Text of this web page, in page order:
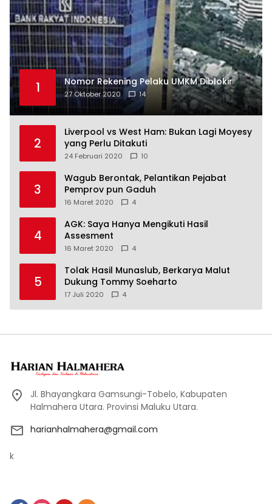
1 Nomor Rekening Pelaku UMKM Diblokir
27 Oktober 2020 14
2
Liverpool vs West Ham: Bukan Lagi Moyesy
yang Perlu Ditakuti
24 Februari 2020 10
3
Wagub Berontak, Pelantikan Pejabat
Pemprov pun Gaduh
16 Maret 2020 4
4
AGK: Saya Hanya Mengikuti Hasil
Assesment
16 Maret 2020 4
5
Tolak Hasil Munaslub, Berkarya Malut
Dukung Tommy Soeharto
17 Juli 2020 4
Jl. Bhayangkara Gamsungi-Tobelo, Kabupaten
Halmahera Utara. Provinsi Maluku Utara.
harianhalmahera@gmail.com
k